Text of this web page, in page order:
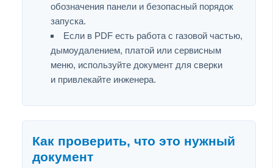
обозначения панели и безопасный порядок
запуска.
Если в PDF есть работа с газовой частью,
дымоудалением, платой или сервисным
меню, используйте документ для сверки
и привлекайте инженера.
Как проверить, что это нужный
документ